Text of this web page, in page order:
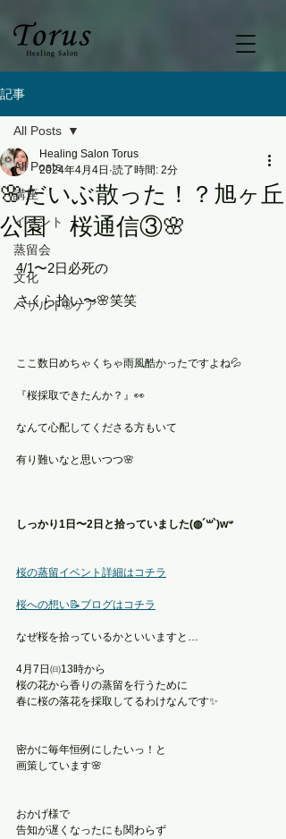
記事
All Posts
講座
イベント
蒸留会
文化
バザルト®ケア
All Posts
🌸だいぶ散った！？旭ヶ丘
公園 桜通信③🌸
Healing Salon Torus
2024年4月4日 読了時間: 2分
4/1〜2日必死の
さくら拾い〜🌸笑笑
ここ数日めちゃくちゃ雨風酷かったですよね💦
『桜採取できたんか？』👀
なんて心配してくださる方もいて
有り難いなと思いつつ🌸
しっかり1日〜2日と拾っていました(◍´꒳`)w‪𐤔
桜の蒸留イベント詳細はコチラ
桜への想い📝ブログはコチラ
なぜ桜を拾っているかといいますと…
4月7日㈰13時から
桜の花から香りの蒸留を行うために
春に桜の落花を採取してるわけなんです✨
密かに毎年恒例にしたいっ！と
画策しています🌸
おかげ様で
告知が遅くなったにも関わらず